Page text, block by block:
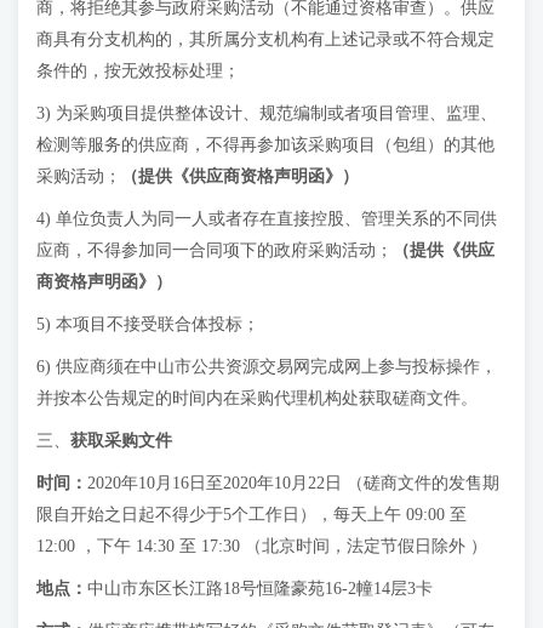
商，将拒绝其参与政府采购活动（不能通过资格审查）。供应
商具有分支机构的，其所属分支机构有上述记录或不符合规定
条件的，按无效投标处理；
3) 为采购项目提供整体设计、规范编制或者项目管理、监理、
检测等服务的供应商，不得再参加该采购项目（包组）的其他
采购活动；
（提供《供应商资格声明函》）
4) 单位负责人为同一人或者存在直接控股、管理关系的不同供
应商，不得参加同一合同项下的政府采购活动；
（提供《供应
商资格声明函》）
5) 本项目不接受联合体投标；
6) 供应商须在中山市公共资源交易网完成网上参与投标操作，
并按本公告规定的时间内在采购代理机构处获取磋商文件。
三、 获取采购文件
时间 ： 2020年10月16日至2020年10月22日 （磋商文件的发售期
限自开始之日起不得少于5个工作日），每天上午 09:00 至
12:00 ，下午 14:30 至 17:30 （北京时间，法定节假日除外 ）
地点： 中山市东区长江路18号恒隆豪苑16-2幢14层3卡